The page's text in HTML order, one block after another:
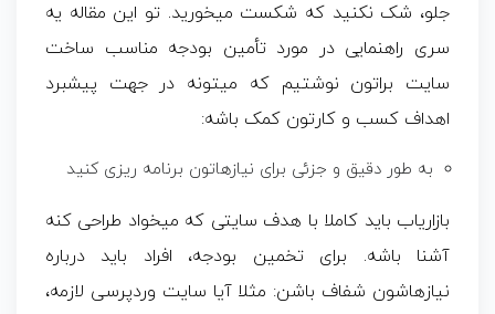
جلو، شک نکنید که شکست میخورید. تو این مقاله یه
سری راهنمایی در مورد تأمین بودجه مناسب ساخت
سایت براتون نوشتیم که میتونه در جهت پیشبرد
اهداف کسب و کارتون کمک باشه:
به طور دقیق و جزئی برای نیازهاتون برنامه ریزی کنید
بازاریاب باید کاملا با هدف سایتی که میخواد طراحی کنه
آشنا باشه. برای تخمین بودجه، افراد باید درباره
نیازهاشون شفاف باشن: مثلا آیا سایت وردپرسی لازمه،